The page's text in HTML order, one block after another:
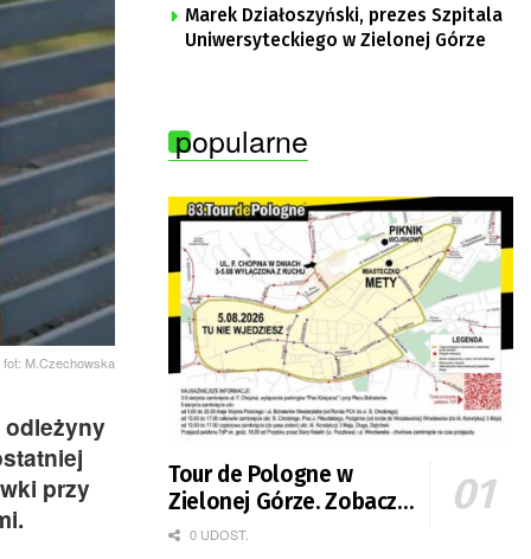
fot: M.Czechowska
odleżyny
przy
Marek Działoszyński, prezes Szpitala
Uniwersyteckiego w Zielonej Górze
popularne
Tour de Pologne w
Zielonej Górze. Zobacz
zmiany w organizacji
0 UDOST.